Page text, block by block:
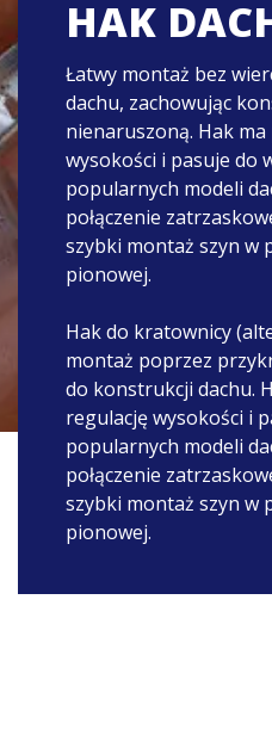
HAK
Łatwy montaż bez
dachu, zachowując
nienaruszoną. Hak ma
wysokości i pasuje do
popularnych modeli
połączenie
szybki montaż szyn w
pionowej.
Hak do kratownicy
montaż poprzez
do konstrukcji dachu.
regulację wysokości i
popularnych modeli
połączenie
szybki montaż szyn w
pionowej.
Nadaje się do
spadzistych. Szybki i
kliknięcie zamiast
użycia narzędzi,
czasu.
Uniwersalny zacisk
wysokość, dzięki
modułów słonecznych
do 50 mm. Dzięki
zacisk modułowy (w
może być używany
końcowy.
Zaślepki zapewniają
wspornika zacisku w
czarnym.